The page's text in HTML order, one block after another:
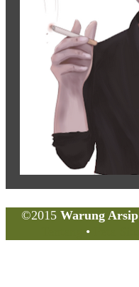
©2015 Warung Arsip
•